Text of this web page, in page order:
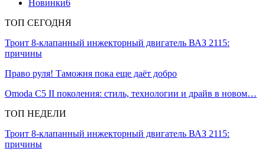
Новинки6
ТОП СЕГОДНЯ
Троит 8-клапанный инжекторный двигатель ВАЗ 2115:
причины
Право руля! Таможня пока еще даёт добро
Omoda C5 II поколения: стиль, технологии и драйв в новом…
ТОП НЕДЕЛИ
Троит 8-клапанный инжекторный двигатель ВАЗ 2115:
причины